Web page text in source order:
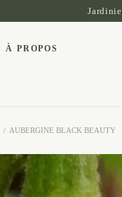
À PROPOS
/ AUBERGINE BLACK BEAUTY